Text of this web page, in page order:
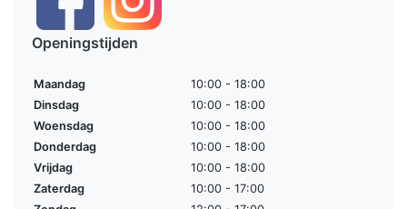
Openingstijden
Maandag
10:00 - 18:00
Dinsdag
10:00 - 18:00
Woensdag
10:00 - 18:00
Donderdag
10:00 - 18:00
Vrijdag
10:00 - 18:00
Zaterdag
10:00 - 17:00